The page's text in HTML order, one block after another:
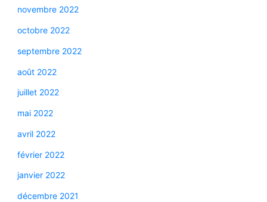
novembre 2022
octobre 2022
septembre 2022
août 2022
juillet 2022
mai 2022
avril 2022
février 2022
janvier 2022
décembre 2021